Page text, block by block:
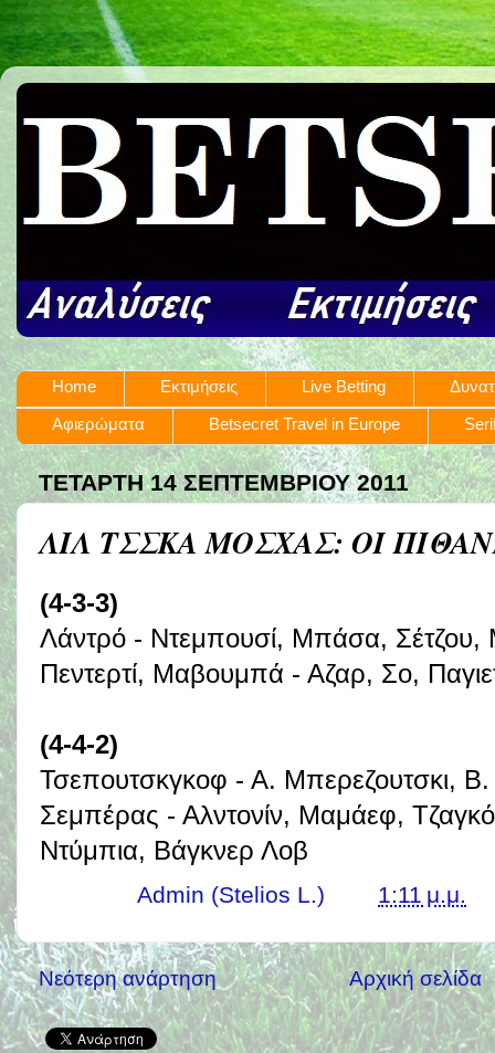
Home Εκτιμήσεις Live Betting
Αφιερώματα
Betsecret Travel in Europe
ΤΕΤΆΡΤΗ 14 ΣΕΠΤΕΜΒΡΊΟΥ 2011
ΛΙΛ ΤΣΣΚΑ ΜΟΣΧΑΣ: ΟΙ
(4-3-3)
Λάντρό - Ντεμπουσί, Μπάσα,
Πεντερτί, Μαβουμπά - Αζαρ, Σο,
(4-4-2)
Τσεπουτσκγκοφ - Α. Μπερεζουτσκι, Β.
Σεμπέρας - Αλντονίν, Μαμάεφ,
Ντύμπια, Βάγκνερ Λοβ
Admin (Stelios L.) 1:11 μ.μ.
Νεότερη ανάρτηση Αρχική σελίδα